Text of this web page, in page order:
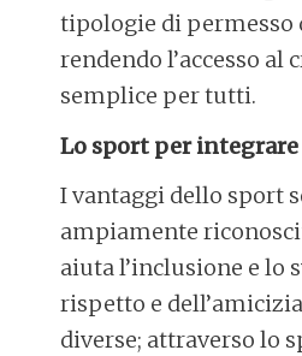
tipologie di permesso
rendendo l’accesso al
semplice per tutti.
Lo sport per integrare
I vantaggi dello sport
ampiamente
aiuta l’inclusione e lo
rispetto e
diverse; attraverso lo